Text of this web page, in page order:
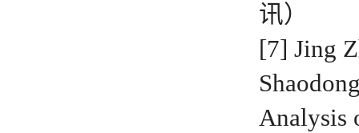
讯）
[7] Jing
Analysis